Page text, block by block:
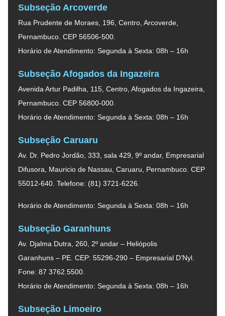
Subseção Arcoverde
Rua Prudente de Moraes, 196, Centro, Arcoverde,
Pernambuco. CEP 56506-500.
Horário de Atendimento: Segunda à Sexta: 08h – 16h
Subseção Afogados da Ingazeira
Avenida Artur Padilha, 115, Centro, Afogados da Ingazeira,
Pernambuco. CEP 56800-000.
Horário de Atendimento: Segunda à Sexta: 08h – 16h
Subseção Caruaru
Av. Dr. Pedro Jordão, 333, sala 429, 9º andar, Empresarial
Difusora, Mauricio de Nassau, Caruaru, Pernambuco. CEP
55012-640. Telefone: (81) 3721-6226.
Horário de Atendimento: Segunda à Sexta: 08h – 16h
Subseção Garanhuns
Av. Djalma Dutra, 260, 2º andar – Heliópolis
Garanhuns – PE. CEP: 55296-290 – Empresarial D’Nyl.
Fone: 87 3762.5500.
Horário de Atendimento: Segunda à Sexta: 08h – 16h
Subseção Limoeiro